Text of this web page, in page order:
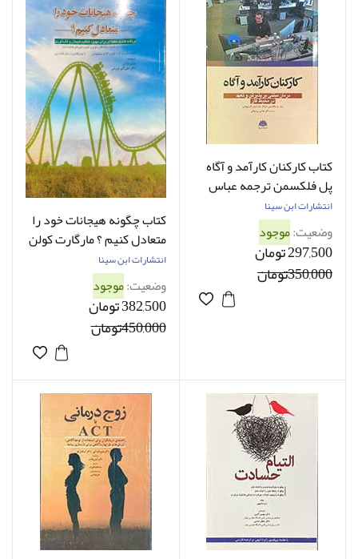
کتاب کارکنان کارآمد و آگاه
پل فلکسمن ترجمه عباس
روزبهانی
انتشارات ابن سینا
وضعیت:موجود
297,500 تومان
350,000تومان
کتاب چگونه هیجانات خود را
متعادل کنیم ؟ مارگارت کولن
و ترجمه علی اکبر فروغی
انتشارات ابن سینا
وضعیت:موجود
382,500 تومان
450,000تومان